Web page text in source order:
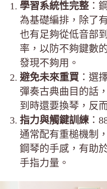
學習系統性完整 ：
為基礎編排，除了
也有足夠從低音部
率，以防不夠鍵數
發現不夠用。
避免未來重買 ：選
彈奏古典曲目的話
到時還要換琴，反
指力與觸鍵訓練 ：
通常配有重槌機制
鋼琴的手感，有助
手指力量。